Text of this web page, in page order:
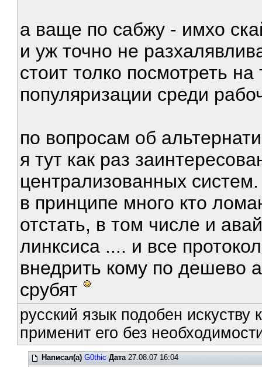
а ваще по сабжу - имхо
и уж точно не
стоит толко посмотреть
популяризации среди
по вопросам об
я тут как раз
централизованных систем.
в принципе много кто
отстать, в том числе и
линксиса .... и все
внедрить кому по дешево
срубят
русский язык подобен
применит его без
Написал(а) G0thic Дата27.08.07 16:04